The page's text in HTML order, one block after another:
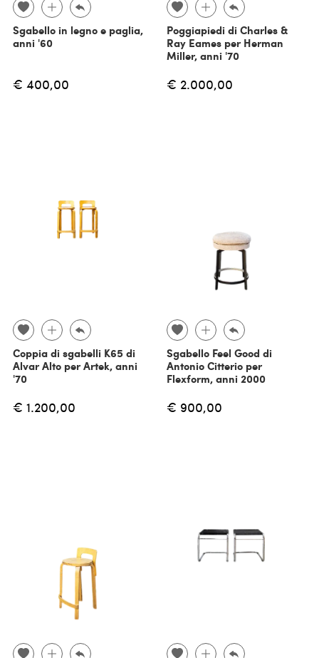
Sgabello in legno e paglia,
anni '60
€ 400,00
Poggiapiedi di Charles &
Ray Eames per Herman
Miller, anni '70
€ 2.000,00
Coppia di sgabelli K65 di
Alvar Alto per Artek, anni
'70
€ 1.200,00
Sgabello Feel Good di
Antonio Citterio per
Flexform, anni 2000
€ 900,00